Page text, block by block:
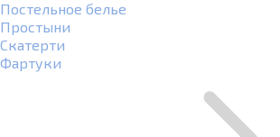
Постельное белье
Простыни
Скатерти
Фартуки